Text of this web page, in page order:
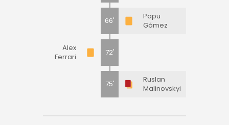
66'
Papu
Gómez
Alex
Ferrari
72'
75'
Ruslan
Malinovskyi